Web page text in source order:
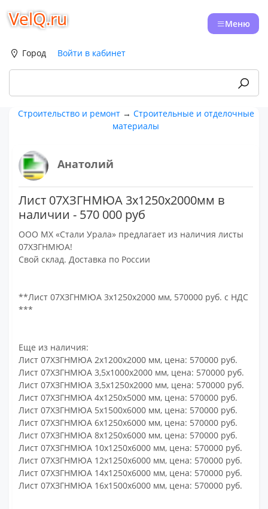
VelQ.ru Меню
Город Войти в кабинет
Строительство и ремонт→ Строительные и отделочные
материалы
Анатолий
Лист 07ХЗГНМЮА 3х1250х2000мм в
наличии - 570 000 руб
ООО МХ «Стали Урала» предлагает из наличия листы
07ХЗГНМЮА!
Свой склад. Доставка по России
**Лист 07ХЗГНМЮА 3х1250х2000 мм, 570000 руб. с НДС
***
Еще из наличия:
Лист 07ХЗГНМЮА 2х1200х2000 мм, цена: 570000 руб.
Лист 07ХЗГНМЮА 3,5х1000х2000 мм, цена: 570000 руб.
Лист 07ХЗГНМЮА 3,5х1250х2000 мм, цена: 570000 руб.
Лист 07ХЗГНМЮА 4х1250х5000 мм, цена: 570000 руб.
Лист 07ХЗГНМЮА 5х1500х6000 мм, цена: 570000 руб.
Лист 07ХЗГНМЮА 6х1250х6000 мм, цена: 570000 руб.
Лист 07ХЗГНМЮА 8х1250х6000 мм, цена: 570000 руб.
Лист 07ХЗГНМЮА 10х1250х6000 мм, цена: 570000 руб.
Лист 07ХЗГНМЮА 12х1250х6000 мм, цена: 570000 руб.
Лист 07ХЗГНМЮА 14х1250х6000 мм, цена: 570000 руб.
Лист 07ХЗГНМЮА 16х1500х6000 мм, цена: 570000 руб.